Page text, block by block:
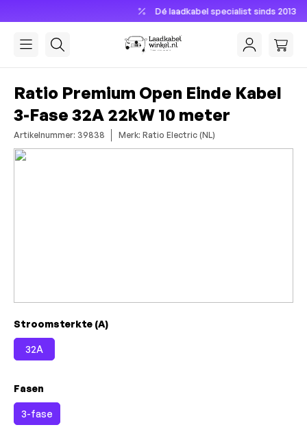
Dé laadkabel specialist sinds 2013
Ratio Premium Open Einde Kabel
3-Fase 32A 22kW 10 meter
Artikelnummer: 39838 Merk: Ratio Electric (NL)
Afbeeldingengalerij overslaan
Selecteer
Stroomsterkte (A)
32A
Selecteer
Fasen
3-fase